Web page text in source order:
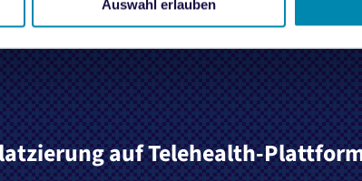
Auswahl erlauben
auf Telehealth-